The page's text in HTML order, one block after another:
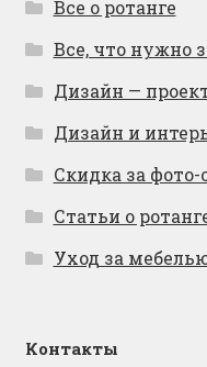
Все о ротанге
Все, что нужно
Дизайн —
Дизайн и
Скидка за фото-
Статьи о
Уход за
Контакты